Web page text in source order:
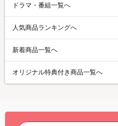
ドラマ・番組一覧へ
人気商品ランキングへ
新着商品一覧へ
オリジナル特典付き商品一覧へ